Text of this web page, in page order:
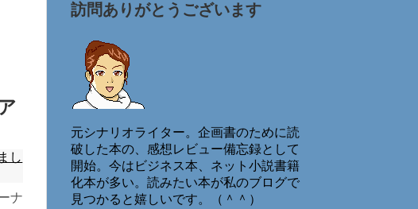
し
ナ
訪問ありがとうございます
元シナリオライター。企画書のために読
破した本の、感想レビュー備忘録として
開始。今はビジネス本、ネット小説書籍
化本が多い。読みたい本が私のブログで
見つかると嬉しいです。（＾＾）